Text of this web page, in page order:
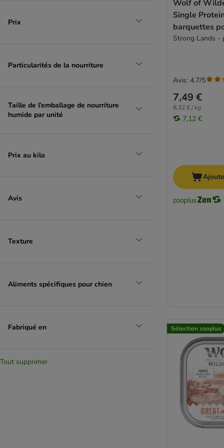
Troubles gastro-intestinaux
Prix
Particularités de la nourriture
Taille de l’emballage de nourriture
humide par unité
Prix au kilo
Avis
Texture
Aliments spécifiques pour chien
Fabriqué en
Tout supprimer
Wolf of
Single
barquettes
Strong Lands -
7,49 €
8,32 € / kg
7,12 €
Avis: 4.7/5
Sélection zooplus